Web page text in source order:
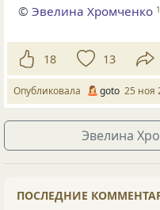
©Эвелина Хромченко
18 13
Опубликовала goto 25 ноя
Эвелина
ПОСЛЕДНИЕ